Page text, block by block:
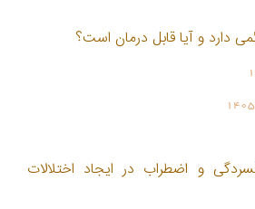
دارد و آیا قابل درمان است؟
و اضطراب در ایجاد اختلالات